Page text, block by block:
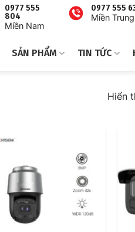
0977 555
804
Miền Nam
0977 555
Miền Trung
SẢN PHẨM TIN TỨC
Hiển